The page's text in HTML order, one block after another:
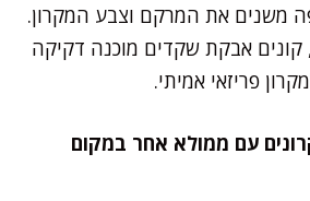
משנים את המרקם וצבע המקרון.
קונים אבקת שקדים מוכנה דקיקה
פריזאי אמיתי.
עם ממולא אחר במקום